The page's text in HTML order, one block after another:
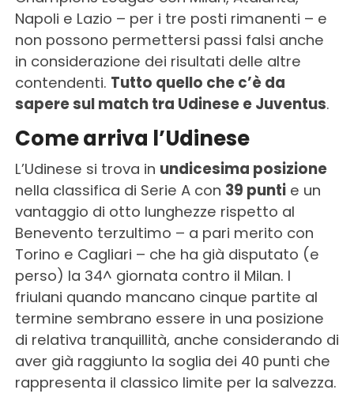
Napoli e Lazio – per i tre posti rimanenti – e
non possono permettersi passi falsi anche
in considerazione dei risultati delle altre
contendenti. Tutto quello che c’è da
sapere sul match tra Udinese e Juventus.
Come arriva l’Udinese
L’Udinese si trova in undicesima posizione
nella classifica di Serie A con 39 puntie un
vantaggio di otto lunghezze rispetto al
Benevento terzultimo – a pari merito con
Torino e Cagliari – che ha già disputato (e
perso) la 34^ giornata contro il Milan. I
friulani quando mancano cinque partite al
termine sembrano essere in una posizione
di relativa tranquillità, anche considerando di
aver già raggiunto la soglia dei 40 punti che
rappresenta il classico limite per la salvezza.